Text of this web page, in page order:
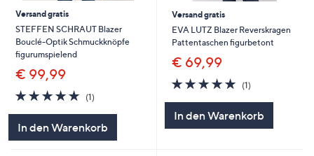
Versand gratis
STEFFEN SCHRAUT Blazer
Bouclé-Optik Schmuckknöpfe
figurumspielend
€ 99,99
5.0
von
5
(1)
In den Warenkorb
Versand gratis
EVA LUTZ Blazer Reverskragen
Pattentaschen figurbetont
€ 69,99
5.0
von
5
(1)
In den Warenkorb